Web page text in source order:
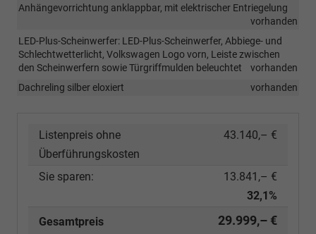
Anhängevorrichtung anklappbar, mit elektrischer Entriegelung
vorhanden
LED-Plus-Scheinwerfer: LED-Plus-Scheinwerfer, Abbiege- und
Schlechtwetterlicht, Volkswagen Logo vorn, Leiste zwischen
den Scheinwerfern sowie Türgriffmulden beleuchtet
vorhanden
Dachreling silber eloxiert
vorhanden
Listenpreis ohne
Überführungskosten
43.140,– €
Sie sparen:
13.841,– €
32,1%
Gesamtpreis
29.999,– €